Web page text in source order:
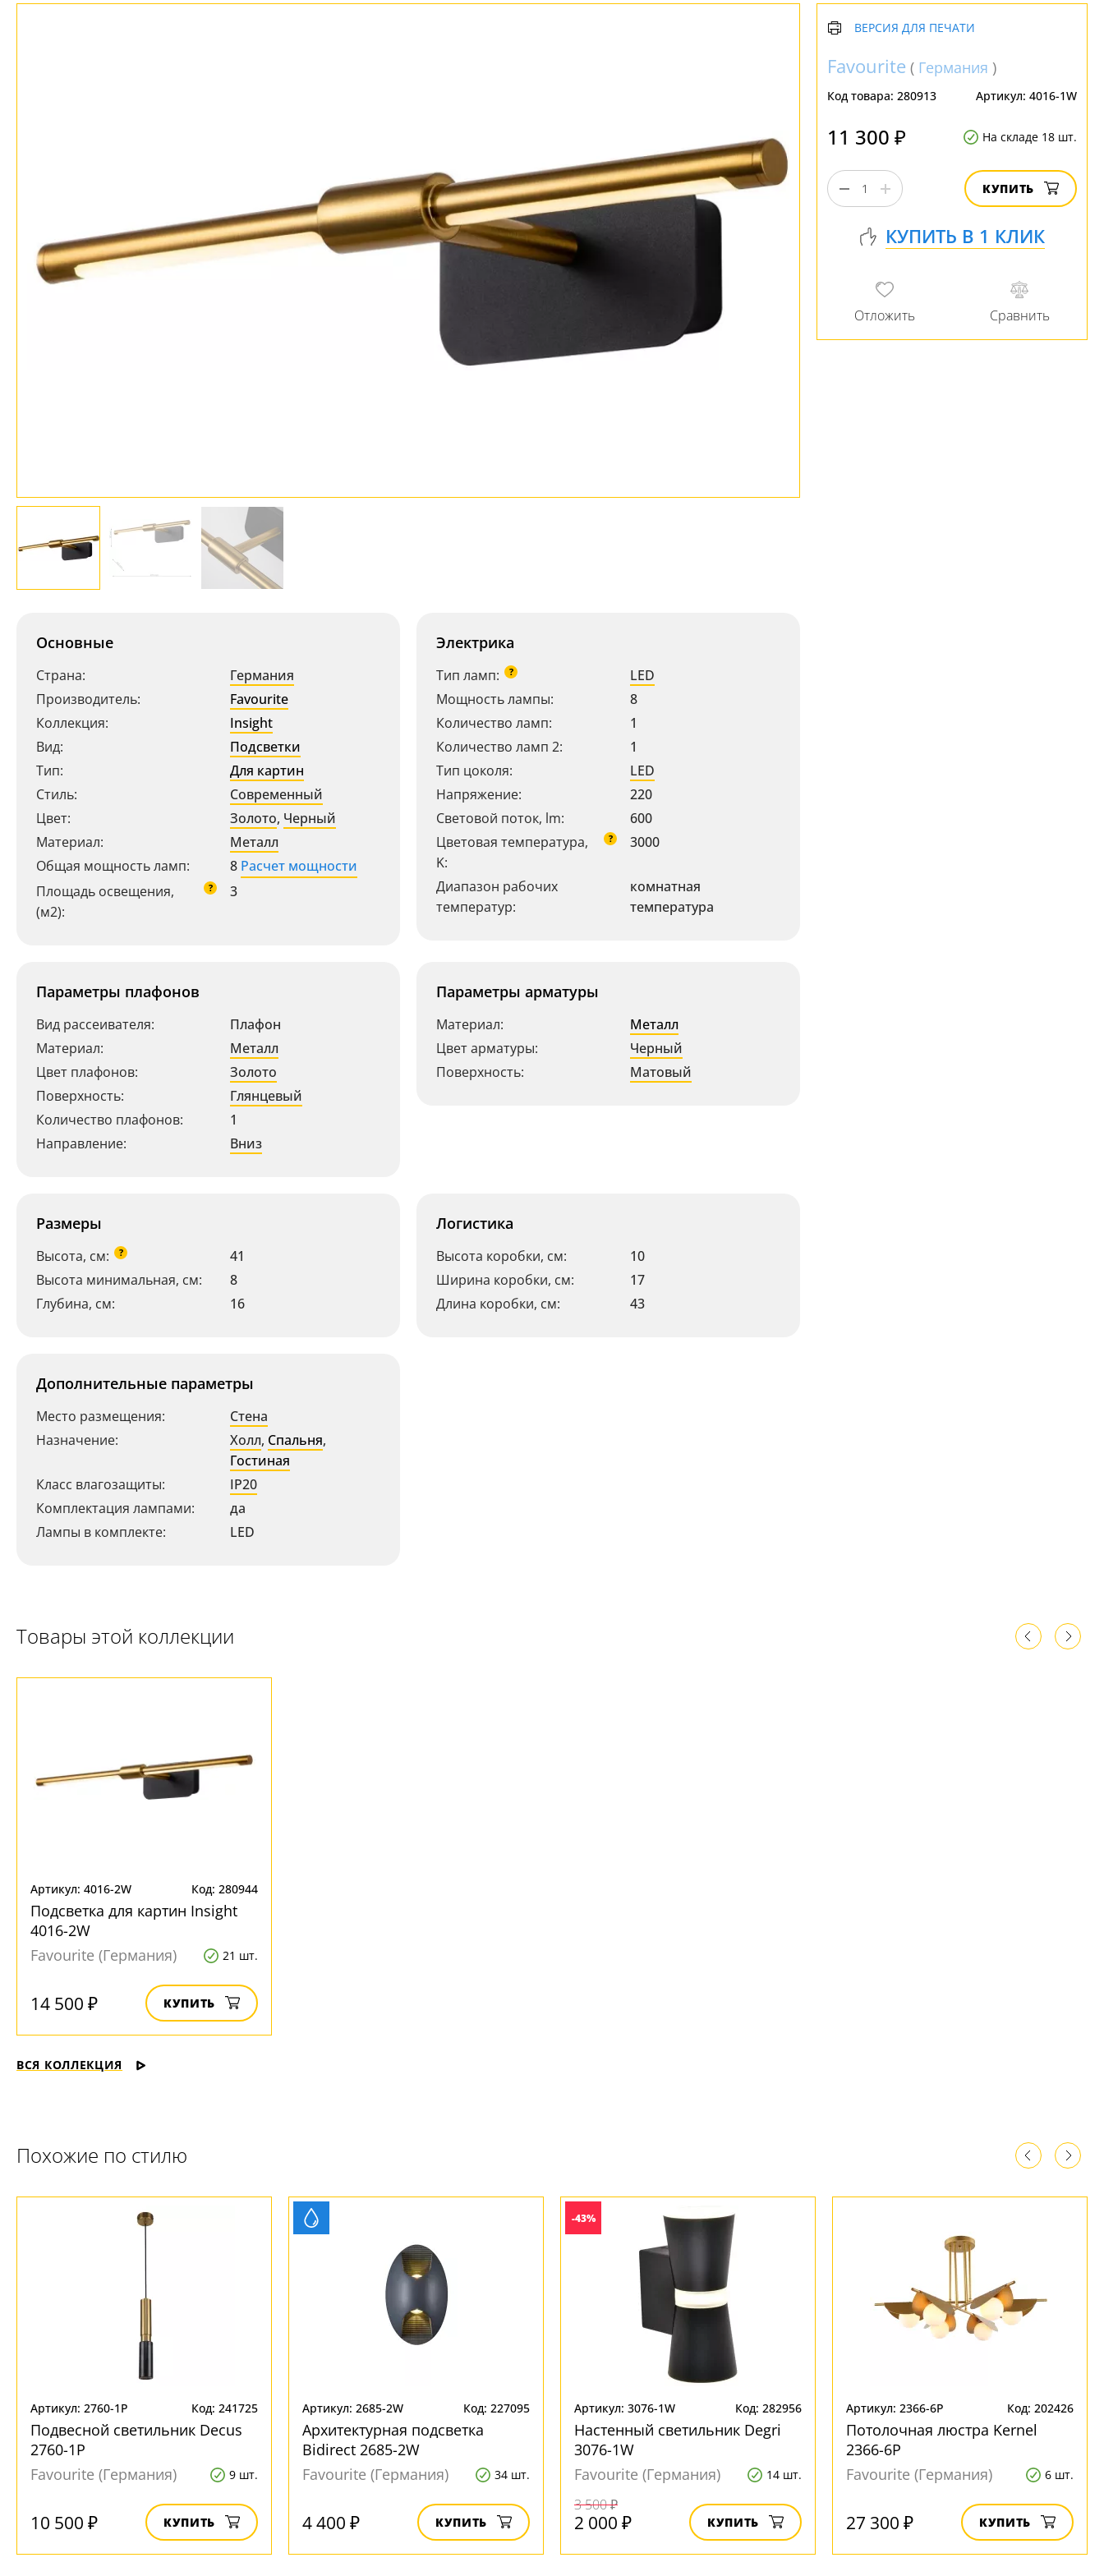
Возврат
Основные
Страна:
Германия
Производитель:
Favourite
Коллекция:
Insight
Вид:
Подсветки
Тип:
Для картин
Стиль:
Современный
Цвет:
Золото, Черный
Материал:
Металл
Общая мощность ламп:
8 Расчет мощности
Площадь освещения,
(м2):
? 3
Электрика
Тип ламп: ?
LED
Мощность лампы:
8
Количество ламп:
1
Количество ламп 2:
1
Тип цоколя:
LED
Напряжение:
220
Световой поток, lm:
600
Цветовая температура,
K:
? 3000
Диапазон рабочих
температур:
комнатная
температура
Параметры плафонов
Вид рассеивателя:
Плафон
Материал:
Металл
Цвет плафонов:
Золото
Поверхность:
Глянцевый
Количество плафонов:
1
Направление:
Вниз
Параметры арматуры
Материал:
Металл
Цвет арматуры:
Черный
Поверхность:
Матовый
Размеры
Высота, см: ?
41
Высота минимальная, см:
8
Глубина, см:
16
Логистика
Высота коробки, см:
10
Ширина коробки, см:
17
Длина коробки, см:
43
Дополнительные параметры
Место размещения:
Стена
Назначение:
Холл, Спальня,
Гостиная
Класс влагозащиты:
IP20
Комплектация лампами:
да
Лампы в комплекте:
LED
ВЕРСИЯ ДЛЯ ПЕЧАТИ
Favourite ( Германия )
Код товара: 280913 Артикул: 4016-1W
11 300 ₽ На складе 18 шт.
КУПИТЬ
Товары этой коллекции
Артикул: 4016-2W Код: 280944
Подсветка для картин Insight
4016-2W
Favourite (Германия)
21 шт.
14 500 ₽ КУПИТЬ
ВСЯ КОЛЛЕКЦИЯ
Похожие по стилю
Артикул: 2760-1P Код: 241725
Подвесной светильник Decus
2760-1P
Favourite (Германия)
9 шт.
10 500 ₽ КУПИТЬ
Артикул: 2685-2W Код: 227095
Архитектурная подсветка
Bidirect 2685-2W
Favourite (Германия)
34 шт.
4 400 ₽ КУПИТЬ
-43%
Артикул: 3076-1W Код: 282956
Настенный светильник Degri
3076-1W
Favourite (Германия)
14 шт.
3 500 ₽
2 000 ₽ КУПИТЬ
Артикул: 2366-6P Код: 202426
Потолочная люстра Kernel
2366-6P
Favourite (Германия)
6 шт.
27 300 ₽ КУПИТЬ